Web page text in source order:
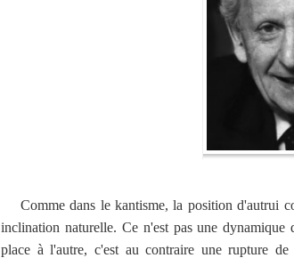
Comme dans le kantisme, la position d'autrui
inclination naturelle. Ce n'est pas une
place à l'autre, c'est au contraire une rupture